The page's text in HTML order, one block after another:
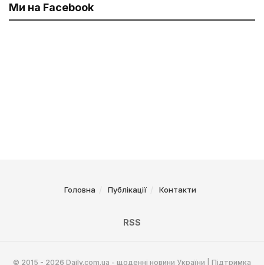
Ми на Facebook
Головна Публікації Контакти
RSS
© 2015 - 2026 Daily.com.ua - щоденні новини України | Підтримка